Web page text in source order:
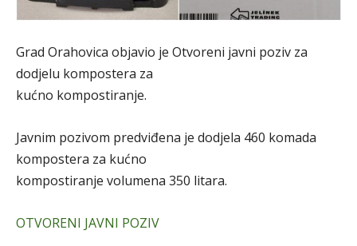
Grad Orahovica objavio je Otvoreni javni poziv za
dodjelu kompostera za
kućno kompostiranje.
Javnim pozivom predviđena je dodjela 460 komada
kompostera za kućno
kompostiranje volumena 350 litara.
OTVORENI JAVNI POZIV